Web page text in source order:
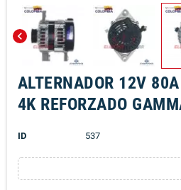
chevron_left
ALTERNADOR 12V
4K REFORZADO
ID 537